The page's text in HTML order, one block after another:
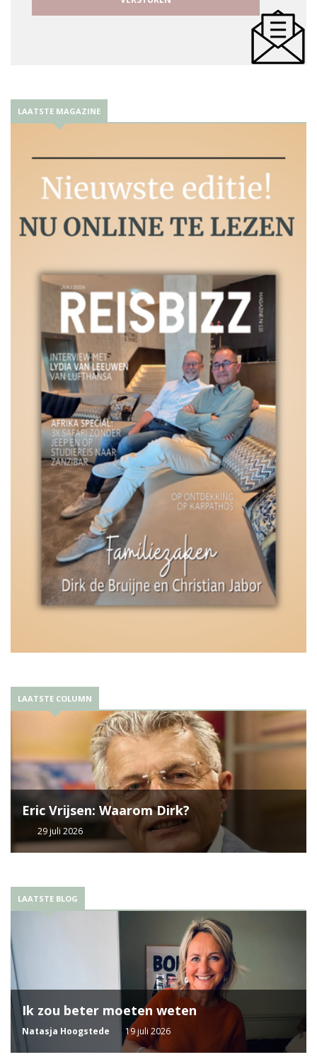
LAATSTE MAGAZINE
LAATSTE COLUMN
Eric Vrijsen: Waarom Dirk?
29 juli 2026
LAATSTE BLOG
Ik zou beter moeten weten
Natasja Hoogstede 19 juli 2026